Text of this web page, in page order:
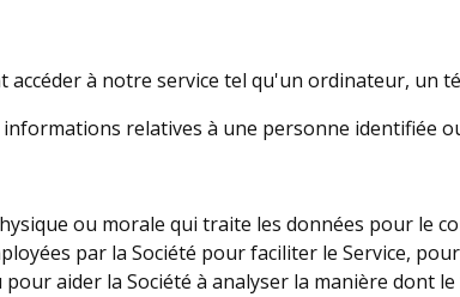
accéder à notre service tel qu'un ordinateur, un
relatives à une personne identifiée
ou morale qui traite les données pour le
par la Société pour faciliter le Service,
aider la Société à analyser la manière dont le